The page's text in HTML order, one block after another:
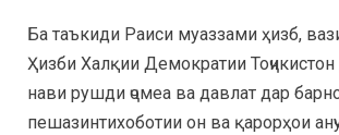
Ба таъкиди Раиси муаззами ҳизб,
Ҳизби Халқии Демократии
нави рушди ҷомеа ва давлат дар
пешазинтихоботии он ва қарорҳои